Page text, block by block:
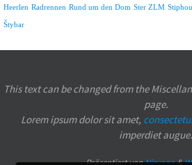
Heerlen Radrennen Rund um den Dom Ster ZLM
Štybar
This text can be changed from the
page.
Lorem ipsumdolor sit amet,
imperdiet augue.